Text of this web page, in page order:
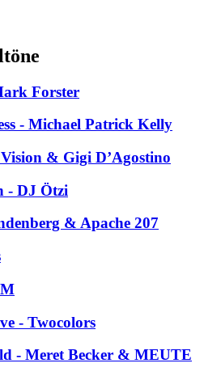
Forster
- Michael Patrick Kelly
& Gigi D’Agostino
- DJ Ötzi
& Apache 207
- Twocolors
- Meret Becker & MEUTE